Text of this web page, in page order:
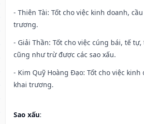
- Thiên Tài: Tốt cho việc kinh doanh,
trương.
- Giải Thần: Tốt cho việc cúng bái, tế
cũng như trừ được các sao xấu.
- Kim Quỹ Hoàng Đạo: Tốt cho việc kinh
khai trương.
Sao xấu: